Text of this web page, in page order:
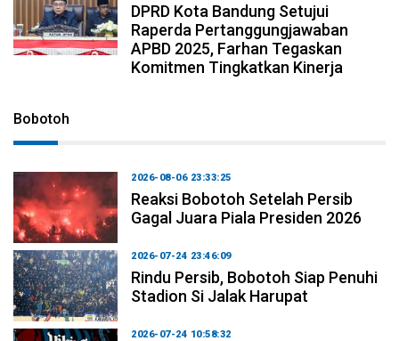
DPRD Kota Bandung Setujui
Raperda Pertanggungjawaban
APBD 2025, Farhan Tegaskan
Komitmen Tingkatkan Kinerja
Bobotoh
2026-08-06 23:33:25
Reaksi Bobotoh Setelah Persib
Gagal Juara Piala Presiden 2026
2026-07-24 23:46:09
Rindu Persib, Bobotoh Siap Penuhi
Stadion Si Jalak Harupat
2026-07-24 10:58:32